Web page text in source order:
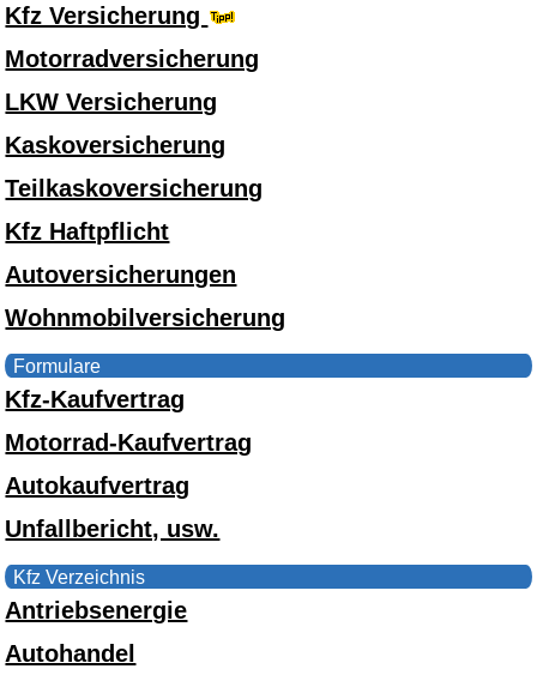
Kfz Versicherung
Motorradversicherung
LKW Versicherung
Kaskoversicherung
Teilkaskoversicherung
Kfz Haftpflicht
Autoversicherungen
Wohnmobilversicherung
Formulare
Kfz-Kaufvertrag
Motorrad-Kaufvertrag
Autokaufvertrag
Unfallbericht, usw.
Kfz Verzeichnis
Antriebsenergie
Autohandel